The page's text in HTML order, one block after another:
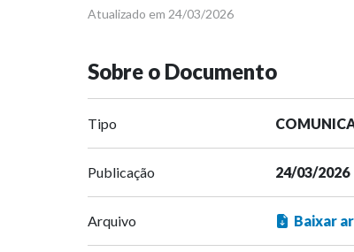
Atualizado em 24/03/2026
Sobre o Documento
Tipo
Publicação 24/03/2026
Arquivo Baixar